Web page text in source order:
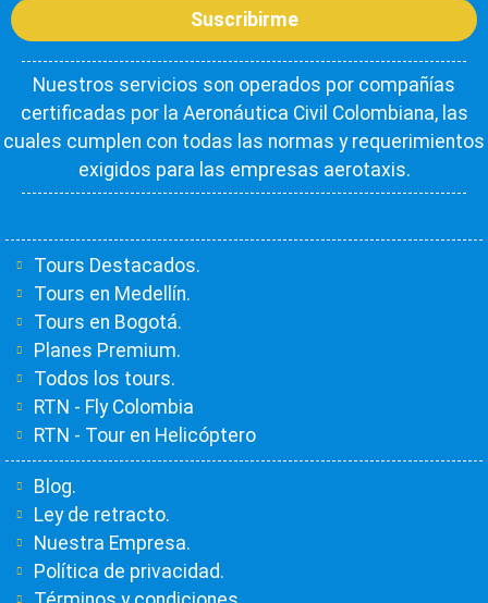
Suscribirme
Nuestros servicios son operados por compañías
certificadas por la Aeronáutica Civil Colombiana, las
cuales cumplen con todas las normas y requerimientos
exigidos para las empresas aerotaxis.
Tours Destacados.
Tours en Medellín.
Tours en Bogotá.
Planes Premium.
Todos los tours.
RTN - Fly Colombia
RTN - Tour en Helicóptero
Blog.
Ley de retracto.
Nuestra Empresa.
Política de privacidad.